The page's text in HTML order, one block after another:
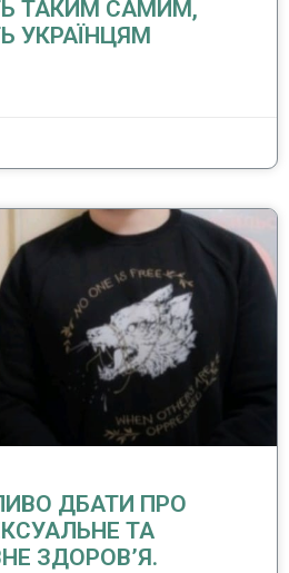
ТАКИМ САМИМ,
УКРАЇНЦЯМ
ДБАТИ ПРО
ТА
ЗДОРОВ’Я.